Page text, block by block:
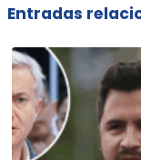
Entradas